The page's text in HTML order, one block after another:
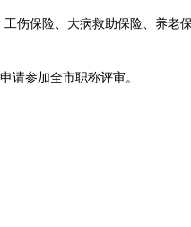
保险、大病救助保险、养老保
参加全市职称评审。